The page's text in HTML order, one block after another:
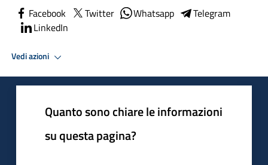
Facebook Twitter Whatsapp
Telegram
LinkedIn
Vedi azioni
Quanto sono chiare le informazioni
su questa pagina?